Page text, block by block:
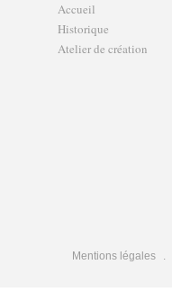
Accueil
Historique
Atelier de création
Mentions légales